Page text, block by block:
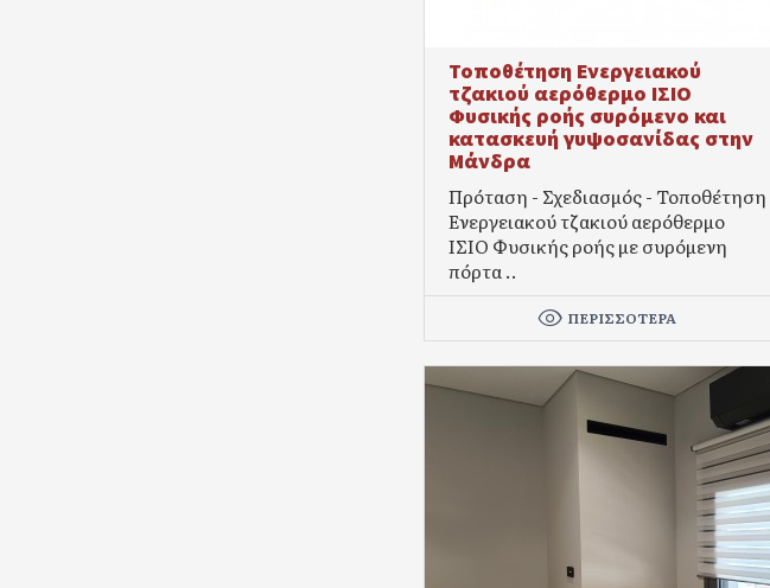
Τοποθέτηση Ενεργειακού
τζακιού αερόθερμο ΙΣΙΟ
Φυσικής ροής συρόμενο και
κατασκευή γυψοσανίδας στην
Μάνδρα
Πρόταση - Σχεδιασμός - Τοποθέτηση
Ενεργειακού τζακιού αερόθερμο
ΙΣΙΟ Φυσικής ροής με συρόμενη
πόρτα ..
ΠΕΡΙΣΣΌΤΕΡΑ